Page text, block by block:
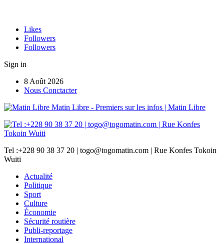
Likes
Followers
Followers
Sign in
8 Août 2026
Nous Conctacter
Matin Libre - Premiers sur les infos | Matin Libre
Tel :+228 90 38 37 20 | togo@togomatin.com | Rue Konfes Tokoin
Wuiti
Actualité
Politique
Sport
Culture
Économie
Sécurité routière
Publi-reportage
International